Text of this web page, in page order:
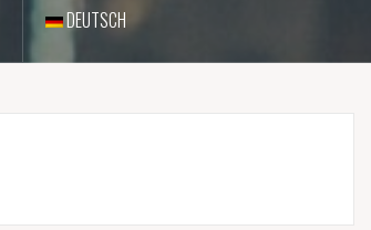
DEUTSCH